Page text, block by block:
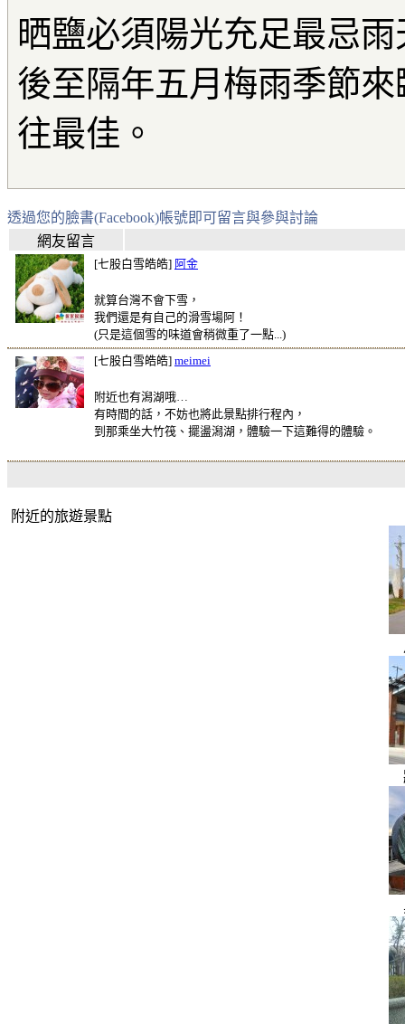
晒鹽必須陽光充足最忌
後至隔年五月梅雨季節
往最佳。
透過您的臉書(Facebook)帳號即可留言與參與討論
網友留言
[七股白雪皓皓] 阿金
就算台灣不會下雪，
我們還是有自己的滑雪場阿！
(只是這個雪的味道會稍微重了一點...)
[七股白雪皓皓] meimei
附近也有潟湖哦…
有時間的話，不妨也將此景點排行程內，
到那乘坐大竹筏、擺盪潟湖，體驗一下這難得的體驗。
附近的旅遊景點